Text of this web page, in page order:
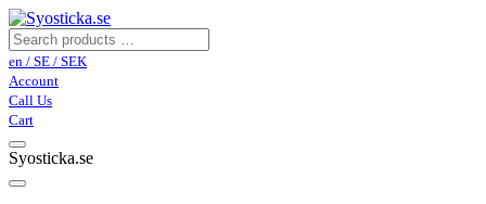
en / SE / SEK
Account
Call Us
Cart
Syosticka.se